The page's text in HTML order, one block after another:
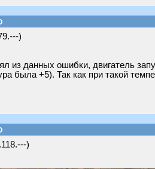
)
из данных ошибки, двигатель
была +5). Так как при такой
)